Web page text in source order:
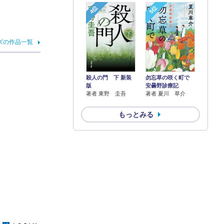
の作品一覧
4位
殺人の門 下 新装
版
著者 東野 圭吾
5位
勿忘草の咲く町で
安曇野診療記
著者 夏川 草介
もっとみる